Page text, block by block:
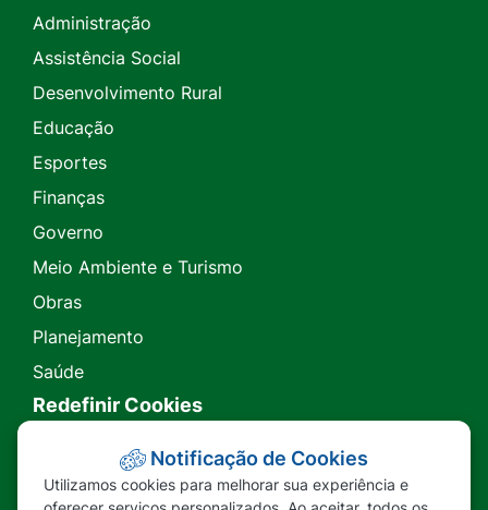
Administração
Assistência Social
Desenvolvimento Rural
Educação
Esportes
Finanças
Governo
Meio Ambiente e Turismo
Obras
Planejamento
Saúde
Redefinir Cookies
Transparência
Ouvidoria
Notificação de Cookies
Utilizamos cookies para melhorar sua experiência e